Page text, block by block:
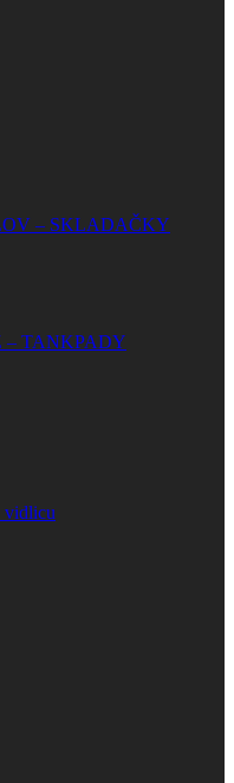
– SKLADAČKY
– TANKPADY
vidlicu